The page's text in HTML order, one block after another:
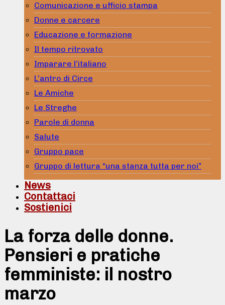
Comunicazione e ufficio stampa
Donne e carcere
Educazione e formazione
Il tempo ritrovato
Imparare l’italiano
L’antro di Circe
Le Amiche
Le Streghe
Parole di donna
Salute
Gruppo pace
Gruppo di lettura “una stanza tutta per noi”
News
Contattaci
Sostienici
La forza delle donne.
Pensieri e pratiche
femministe: il nostro
marzo